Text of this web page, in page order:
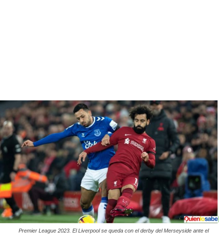
Premier League 2023. El Liverpool se queda con el derby del Merseyside ante el